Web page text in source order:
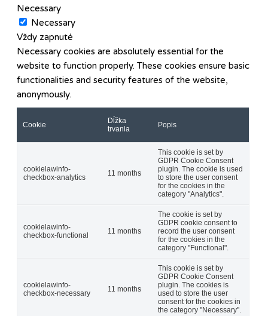
Necessary
Necessary
Vždy zapnuté
Necessary cookies are absolutely essential for the
website to function properly. These cookies ensure basic
functionalities and security features of the website,
anonymously.
Cookie
Dĺžka
trvania
Popis
cookielawinfo-
checkbox-analytics
11 months
This cookie is set by
GDPR Cookie Consent
plugin. The cookie is used
to store the user consent
for the cookies in the
category "Analytics".
cookielawinfo-
checkbox-functional
11 months
The cookie is set by
GDPR cookie consent to
record the user consent
for the cookies in the
category "Functional".
cookielawinfo-
checkbox-necessary
11 months
This cookie is set by
GDPR Cookie Consent
plugin. The cookies is
used to store the user
consent for the cookies in
the category "Necessary".